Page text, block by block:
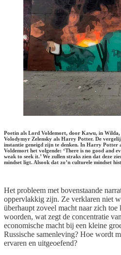
Poetin als Lord Voldemort, door Kawu, in
Volodymyr Zelensky als Harry Potter. De
instantie geneigd zijn te denken. In Harry Potter
Voldemort het volgende: ‘There is no good and
weak to seek it.’ We zullen straks zien dat deze
mindset ligt. Alsook dat zo’n culturele mindset
Het probleem met bovenstaande
oppervlakkig zijn. Ze verklaren niet
überhaupt zoveel macht naar zich
woorden, wat zegt de concentratie
economische macht bij een kleine
Russische samenleving? Hoe wordt
ervaren en uitgeoefend?